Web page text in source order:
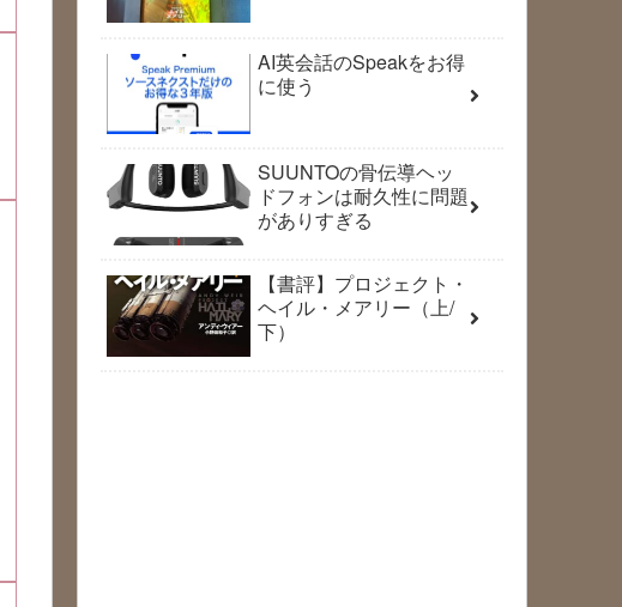
AI英会話のSpeakをお得
に使う
SUUNTOの骨伝導ヘッ
ドフォンは耐久性に問題
がありすぎる
【書評】プロジェクト・
ヘイル・メアリー（上/
下）